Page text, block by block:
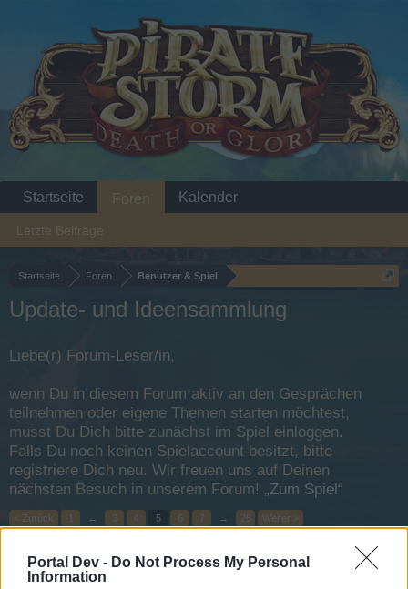
Portal Dev - Do Not Process My Personal
Information
Startseite Foren Benutzer & Spiel
Update- und Ideensammlung
Liebe(r) Forum-Leser/in,
wenn Du in diesem Forum aktiv an den Gesprächen
teilnehmen oder eigene Themen starten möchtest,
musst Du Dich bitte zunächst im Spiel einloggen.
Falls Du noch keinen Spielaccount besitzt, bitte
registriere Dich neu. Wir freuen uns auf Deinen
nächsten Besuch in unserem Forum! „Zum Spiel“
< Zurück 1 ← 3 4 5 6 7 → 25 Weiter >
Titel Letzter Beitrag ↑
Startseite Foren
Letzte Beiträge
Kalender